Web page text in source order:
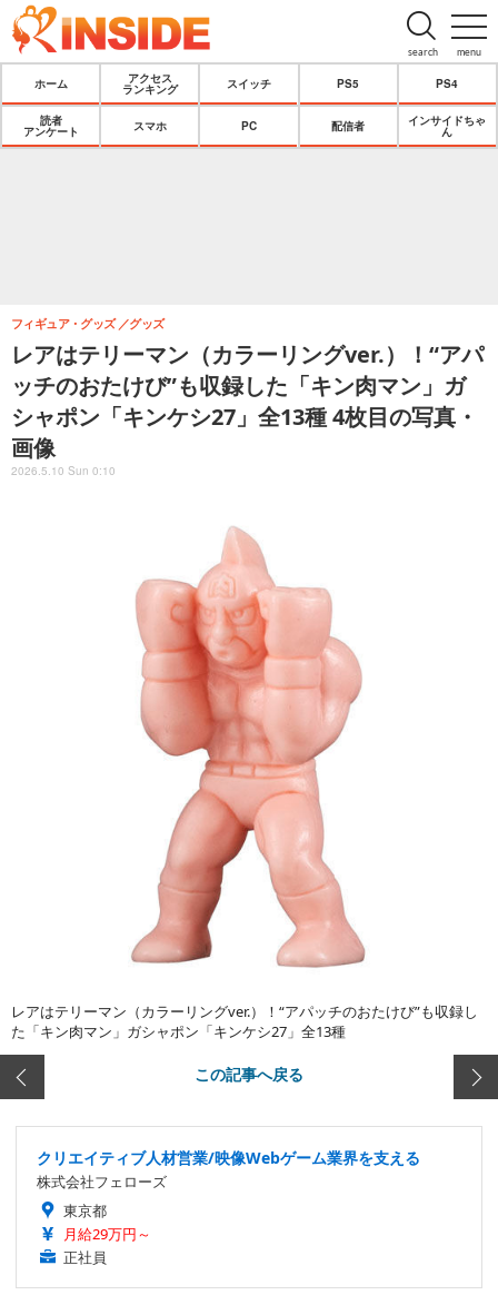
menu
search
ホーム
アクセス
ランキング
スイッチ PS5 PS4
読者
アンケート
スマホ PC 配信者
インサイドちゃ
ん
レアはテリーマン（カラーリングver.）！“アパ
ッチのおたけび”も収録した「キン肉マン」ガ
シャポン「キンケシ27」全13種 4枚目の写真・
画像
フィギュア・グッズ グッズ
2026.5.10 Sun 0:10
レアはテリーマン（カラーリングver.）！“アパッチのおたけび”も収録し
た「キン肉マン」ガシャポン「キンケシ27」全13種
この記事へ戻る
クリエイティブ人材営業/映像Webゲーム業界を支える
株式会社フェローズ
東京都
月給29万円～
正社員